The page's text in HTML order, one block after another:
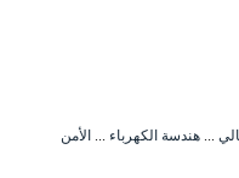
... هندسة الكهرباء ... الأمن